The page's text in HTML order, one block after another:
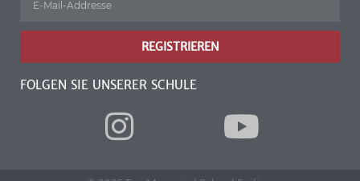
REGISTRIEREN
FOLGEN SIE UNSERER SCHULE